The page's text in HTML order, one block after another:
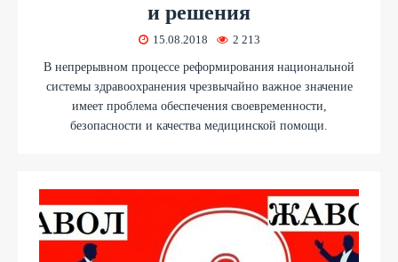
и решения
15.08.2018 2 213
В непрерывном процессе реформирования национальной
системы здравоохранения чрезвычайно важное значение
имеет проблема обеспечения своевременности,
безопасности и качества медицинской помощи.